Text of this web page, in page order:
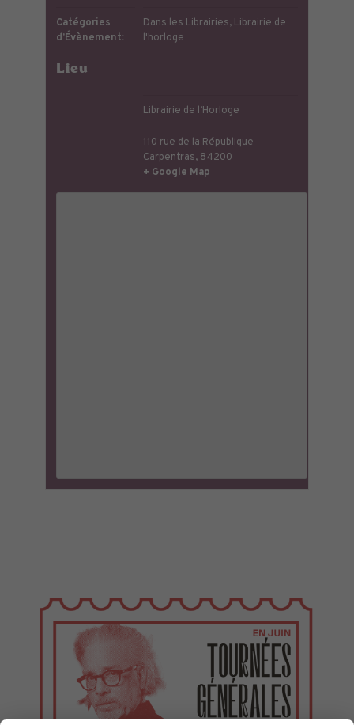
Catégories
d’Évènement:
Dans les Librairies, Librairie de
l'horloge
Lieu
Librairie de l’Horloge
110 rue de la République
Carpentras, 84200
+ Google Map